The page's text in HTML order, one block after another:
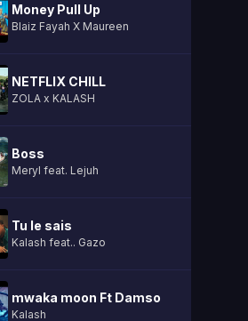
Money Pull Up
Blaiz Fayah X Maureen
NETFLIX CHILL
ZOLA x KALASH
Boss
Meryl feat. Lejuh
Tu le sais
Kalash feat.. Gazo
mwaka moon Ft Damso
Kalash